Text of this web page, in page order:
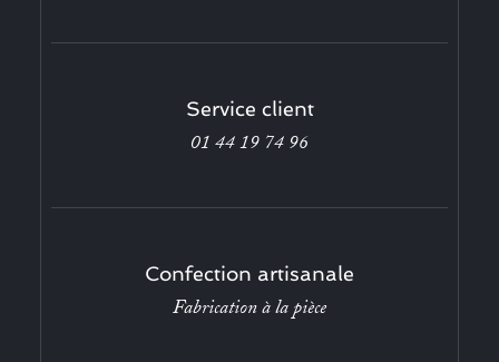
Service client
01 44 19 74 96
Confection artisanale
Fabrication à la pièce